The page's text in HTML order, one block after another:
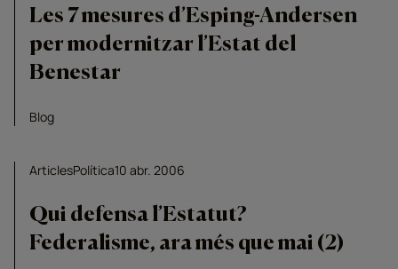
Les 7 mesures d’Esping-Andersen
per modernitzar l’Estat del
Benestar
Blog
ArticlesPolítica10 abr. 2006
Qui defensa l’Estatut?
Federalisme, ara més que mai (2)